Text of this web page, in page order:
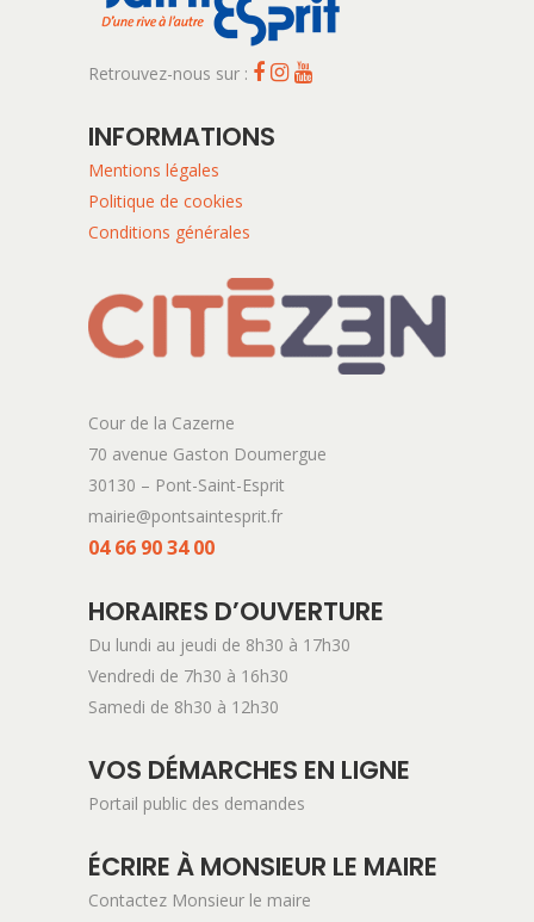
Retrouvez-nous sur :
INFORMATIONS
Mentions légales
Politique de cookies
Conditions générales
Cour de la Cazerne
70 avenue Gaston Doumergue
30130 – Pont-Saint-Esprit
mairie@pontsaintesprit.fr
04 66 90 34 00
HORAIRES D’OUVERTURE
Du lundi au jeudi de 8h30 à 17h30
Vendredi de 7h30 à 16h30
Samedi de 8h30 à 12h30
VOS DÉMARCHES EN LIGNE
Portail public des demandes
ÉCRIRE À MONSIEUR LE MAIRE
Contactez Monsieur le maire